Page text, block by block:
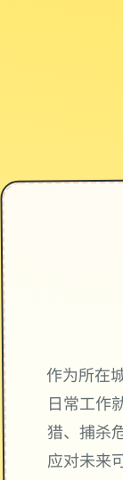
作为所在
日常工作
猎、捕杀
应对未来